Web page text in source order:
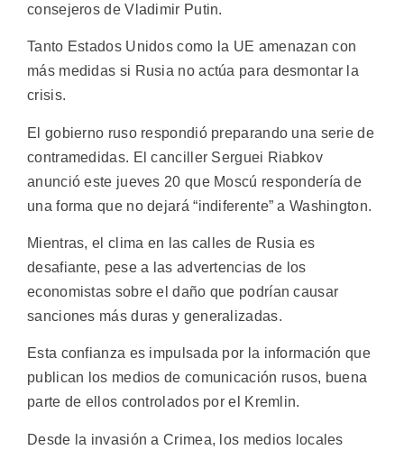
consejeros de Vladimir Putin.
Tanto Estados Unidos como la UE amenazan con
más medidas si Rusia no actúa para desmontar la
crisis.
El gobierno ruso respondió preparando una serie de
contramedidas. El canciller Serguei Riabkov
anunció este jueves 20 que Moscú respondería de
una forma que no dejará “indiferente” a Washington.
Mientras, el clima en las calles de Rusia es
desafiante, pese a las advertencias de los
economistas sobre el daño que podrían causar
sanciones más duras y generalizadas.
Esta confianza es impulsada por la información que
publican los medios de comunicación rusos, buena
parte de ellos controlados por el Kremlin.
Desde la invasión a Crimea, los medios locales